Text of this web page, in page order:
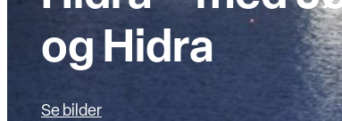
og Hidra
Se bilder